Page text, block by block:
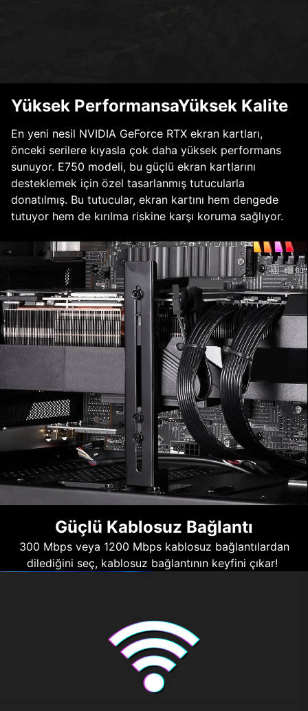
Yüksek PerformansaYüksek Kalite
En yeni nesil NVIDIA GeForce RTX ekran kartları,
önceki serilere kıyasla çok daha yüksek performans
sunuyor. E750 modeli, bu güçlü ekran kartlarını
desteklemek için özel tasarlanmış tutucularla
donatılmış. Bu tutucular, ekran kartını hem dengede
tutuyor hem de kırılma riskine karşı koruma sağlıyor.
Güçlü Kablosuz Bağlantı
300 Mbps veya 1200 Mbps kablosuz bağlantılardan
dilediğini seç, kablosuz bağlantının keyfini çıkar!